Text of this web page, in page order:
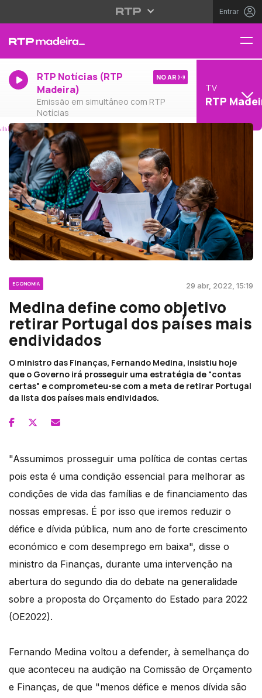
Entrar
RTP Notícias (RTP
Madeira)
Emissão em simultâneo com RTP
Notícias
NO AR
TV
RTP
ECONOMIA 29 abr, 2022, 15:19
Medina define como objetivo
retirar Portugal dos países mais
endividados
O ministro das Finanças, Fernando Medina, insistiu hoje
que o Governo irá prosseguir uma estratégia de "contas
certas" e comprometeu-se com a meta de retirar Portugal
da lista dos países mais endividados.
"Assumimos prosseguir uma política de contas certas
pois esta é uma condição essencial para melhorar as
condições de vida das famílias e de financiamento das
nossas empresas. É por isso que iremos reduzir o
défice e dívida pública, num ano de forte crescimento
económico e com desemprego em baixa", disse o
ministro da Finanças, durante uma intervenção na
abertura do segundo dia do debate na generalidade
sobre a proposta do Orçamento do Estado para 2022
(OE2022).
Fernando Medina voltou a defender, à semelhança do
que aconteceu na audição na Comissão de Orçamento
e Finanças, de que "menos défice e menos dívida são